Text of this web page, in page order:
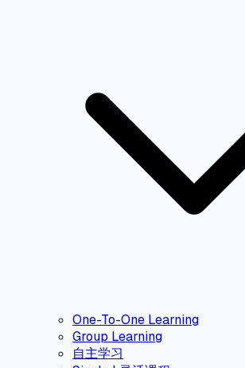
One-To-One Learning
Group Learning
自主学习